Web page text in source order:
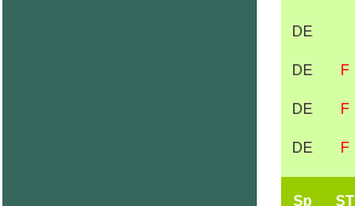
DE
DE F
DE F
DE F
Sp ST